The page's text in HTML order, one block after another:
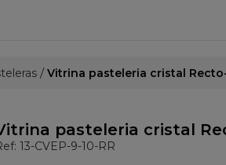
Vitrina pasteleria cristal
pasteleria cristal
13-CVEP-9-10-RR